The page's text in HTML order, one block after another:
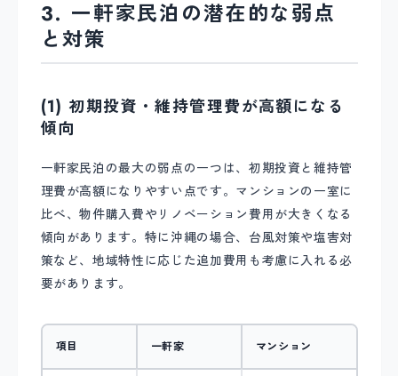
3. 一軒家民泊の潜在的な弱点
と対策
(1) 初期投資・維持管理費が高額になる
傾向
一軒家民泊の最大の弱点の一つは、初期投資と維持管
理費が高額になりやすい点です。マンションの一室に
比べ、物件購入費やリノベーション費用が大きくなる
傾向があります。特に沖縄の場合、台風対策や塩害対
策など、地域特性に応じた追加費用も考慮に入れる必
要があります。
項目 一軒家 マンション